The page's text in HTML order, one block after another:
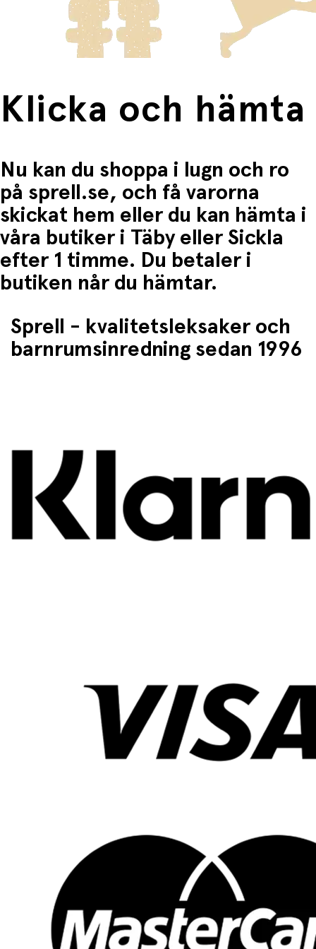
Fri frakt när du handlar för mer än 1500:-
Klicka och hämta
Nu kan du shoppa i lugn och ro
på sprell.se, och få varorna
skickat hem eller du kan hämta i
våra butiker i Täby eller Sickla
efter 1 timme. Du betaler i
butiken når du hämtar.
Sprell - kvalitetsleksaker och
barnrumsinredning sedan 1996